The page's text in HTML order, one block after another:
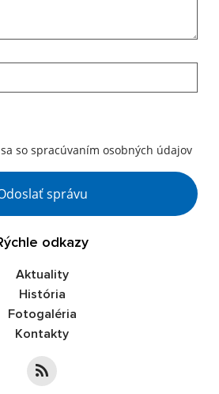
so spracúvaním osobných údajov
správu
odkazy
Aktuality
História
Fotogaléria
Kontakty